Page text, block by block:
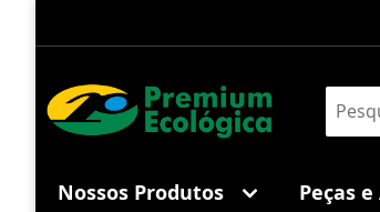
para
conteúdo
Nossos Produtos Peças